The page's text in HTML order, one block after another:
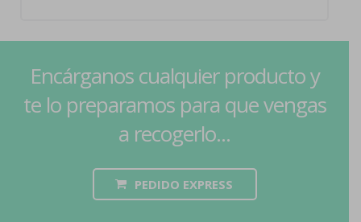
Encárganos cualquier producto y
te lo preparamos para que vengas
a recogerlo...
PEDIDO EXPRESS